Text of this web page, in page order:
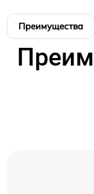
Преимущества